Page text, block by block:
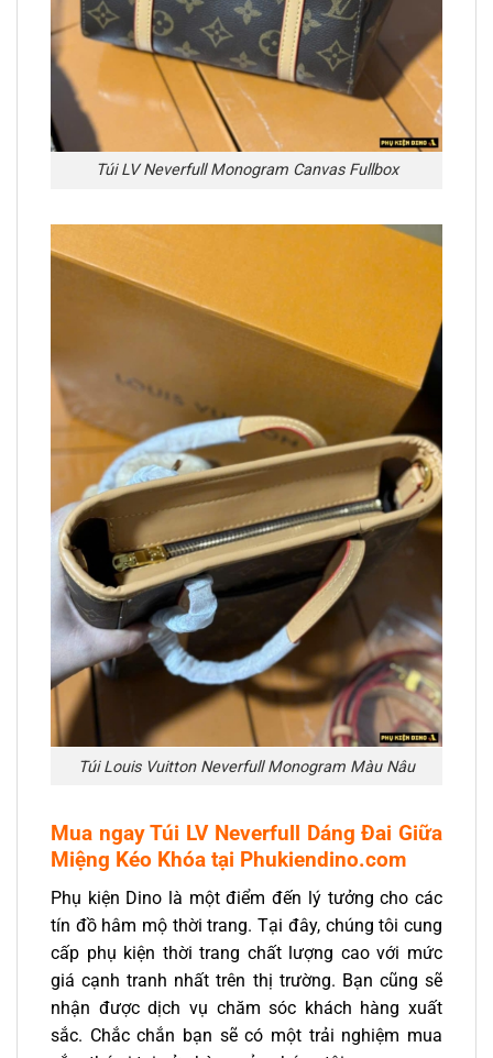
Túi LV Neverfull Monogram Canvas Fullbox
Túi Louis Vuitton Neverfull Monogram Màu Nâu
Mua ngay Túi LV Neverfull Dáng Đai Giữa
Miệng Kéo Khóa tại Phukiendino.com
Phụ kiện Dino là một điểm đến lý tưởng cho các
tín đồ hâm mộ thời trang. Tại đây, chúng tôi cung
cấp phụ kiện thời trang chất lượng cao với mức
giá cạnh tranh nhất trên thị trường. Bạn cũng sẽ
nhận được dịch vụ chăm sóc khách hàng xuất
sắc. Chắc chắn bạn sẽ có một trải nghiệm mua